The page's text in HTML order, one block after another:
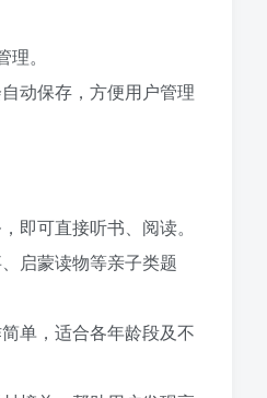
。
动保存，方便用户管理
即可直接听书、阅读。
启蒙读物等亲子类题
单，适合各年龄段及不